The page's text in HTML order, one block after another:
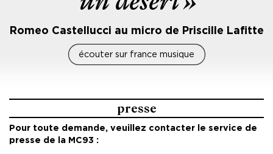
Romeo Castellucci au micro de Priscille Lafitte
écouter sur france musique
presse
Pour toute demande, veuillez contacter le service de
presse de la MC93 :